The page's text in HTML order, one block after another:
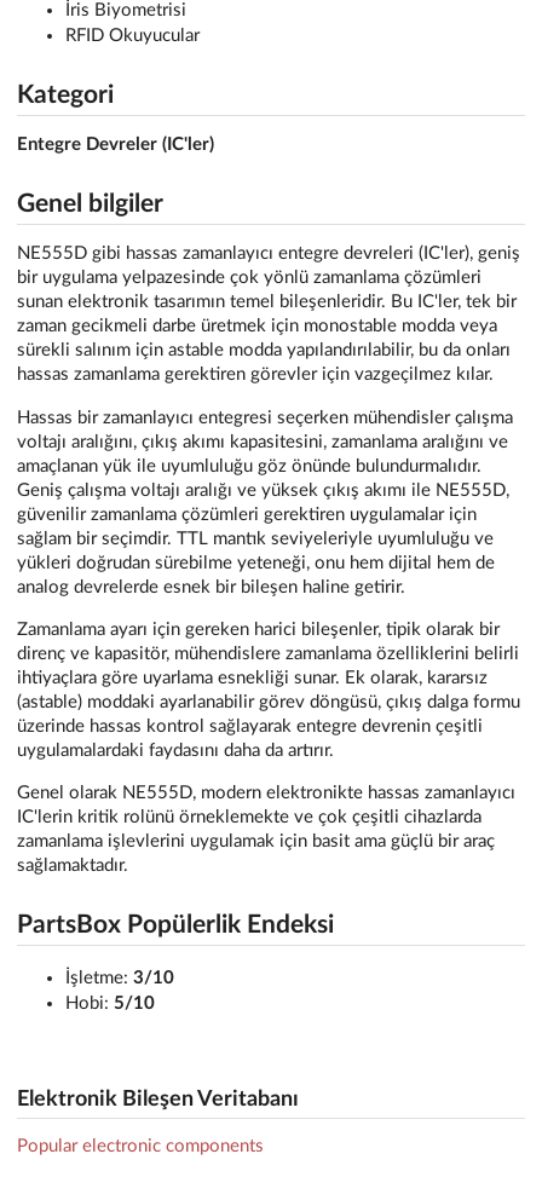
İris Biyometrisi
RFID Okuyucular
Kategori
Entegre Devreler (IC'ler)
Genel bilgiler
NE555D gibi hassas zamanlayıcı entegre devreleri (IC'ler), geniş
bir uygulama yelpazesinde çok yönlü zamanlama çözümleri
sunan elektronik tasarımın temel bileşenleridir. Bu IC'ler, tek bir
zaman gecikmeli darbe üretmek için monostable modda veya
sürekli salınım için astable modda yapılandırılabilir, bu da onları
hassas zamanlama gerektiren görevler için vazgeçilmez kılar.
Hassas bir zamanlayıcı entegresi seçerken mühendisler çalışma
voltajı aralığını, çıkış akımı kapasitesini, zamanlama aralığını ve
amaçlanan yük ile uyumluluğu göz önünde bulundurmalıdır.
Geniş çalışma voltajı aralığı ve yüksek çıkış akımı ile NE555D,
güvenilir zamanlama çözümleri gerektiren uygulamalar için
sağlam bir seçimdir. TTL mantık seviyeleriyle uyumluluğu ve
yükleri doğrudan sürebilme yeteneği, onu hem dijital hem de
analog devrelerde esnek bir bileşen haline getirir.
Zamanlama ayarı için gereken harici bileşenler, tipik olarak bir
direnç ve kapasitör, mühendislere zamanlama özelliklerini belirli
ihtiyaçlara göre uyarlama esnekliği sunar. Ek olarak, kararsız
(astable) moddaki ayarlanabilir görev döngüsü, çıkış dalga formu
üzerinde hassas kontrol sağlayarak entegre devrenin çeşitli
uygulamalardaki faydasını daha da artırır.
Genel olarak NE555D, modern elektronikte hassas zamanlayıcı
IC'lerin kritik rolünü örneklemekte ve çok çeşitli cihazlarda
zamanlama işlevlerini uygulamak için basit ama güçlü bir araç
sağlamaktadır.
PartsBox Popülerlik Endeksi
İşletme: 3/10
Hobi: 5/10
Elektronik Bileşen Veritabanı
Popular electronic components